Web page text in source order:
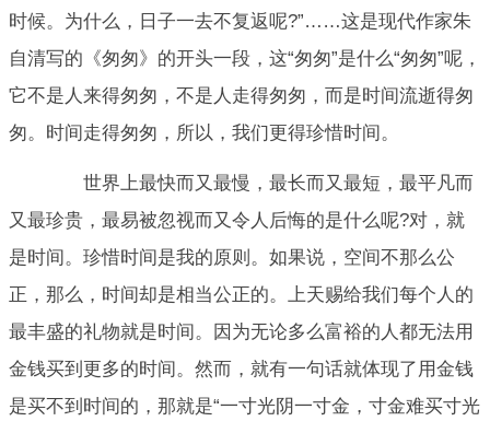
时候。为什么，日子一去不复返呢?”……这是现代作家朱
自清写的《匆匆》的开头一段，这“匆匆”是什么“匆匆”呢，
它不是人来得匆匆，不是人走得匆匆，而是时间流逝得匆
匆。时间走得匆匆，所以，我们更得珍惜时间。
世界上最快而又最慢，最长而又最短，最平凡而
又最珍贵，最易被忽视而又令人后悔的是什么呢?对，就
是时间。珍惜时间是我的原则。如果说，空间不那么公
正，那么，时间却是相当公正的。上天赐给我们每个人的
最丰盛的礼物就是时间。因为无论多么富裕的人都无法用
金钱买到更多的时间。然而，就有一句话就体现了用金钱
是买不到时间的，那就是“一寸光阴一寸金，寸金难买寸光